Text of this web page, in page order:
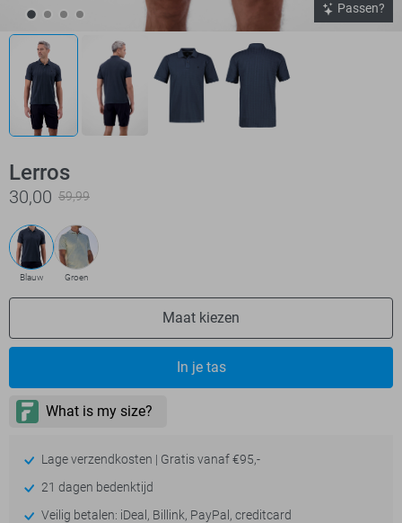
Passen?
Lerros
30,00 59,99
Blauw Groen
Maat kiezen
In je tas
Lage verzendkosten | Gratis vanaf €95,-
21 dagen bedenktijd
Veilig betalen: iDeal, Billink, PayPal, creditcard